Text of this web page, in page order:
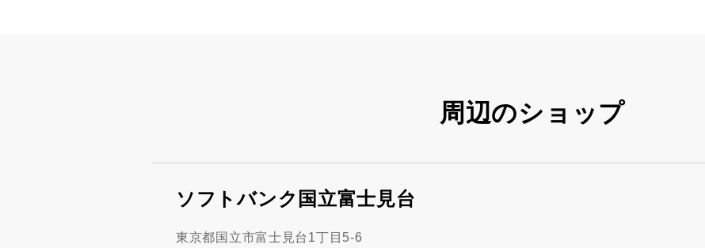
周辺のショップ
ソフトバンク国立富士見台
東京都国立市富士見台1丁目5-6